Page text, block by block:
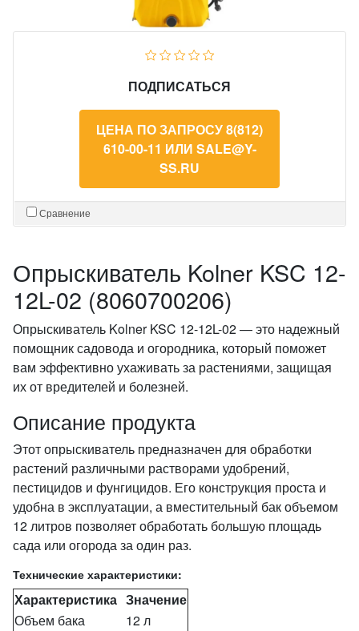
ПОДПИСАТЬСЯ
ЦЕНА ПО ЗАПРОСУ 8(812)
610-00-11 ИЛИ SALE@Y-
SS.RU
Сравнение
Опрыскиватель Kolner KSC 12-
12L-02 (8060700206)
Опрыскиватель Kolner KSC 12-12L-02 — это надежный
помощник садовода и огородника, который поможет
вам эффективно ухаживать за растениями, защищая
их от вредителей и болезней.
Описание продукта
Этот опрыскиватель предназначен для обработки
растений различными растворами удобрений,
пестицидов и фунгицидов. Его конструкция проста и
удобна в эксплуатации, а вместительный бак объемом
12 литров позволяет обработать большую площадь
сада или огорода за один раз.
Технические характеристики:
Характеристика Значение
Объем бака
12 л